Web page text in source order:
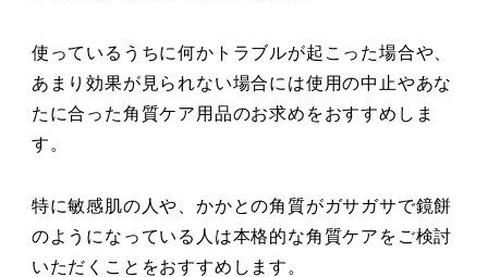
使っているうちに何かトラブルが起こった場合や、
あまり効果が見られない場合には使用の中止やあな
たに合った角質ケア用品のお求めをおすすめしま
す。
特に敏感肌の人や、かかとの角質がガサガサで鏡餅
のようになっている人は本格的な角質ケアをご検討
いただくことをおすすめします。